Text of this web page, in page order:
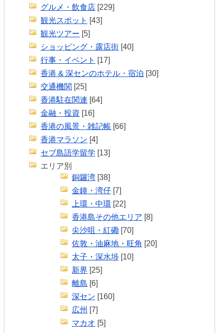
グルメ・飲食店 [229]
観光スポット [43]
観光ツアー [5]
ショッピング・露店街 [40]
行事・イベント [17]
香港 & 深センのホテル・宿泊 [30]
交通機関 [25]
香港駐在関連 [64]
金融・投資 [16]
香港の風景・雑記帳 [66]
香港マラソン [4]
セブ島語学留学 [13]
エリア別
銅鑼湾 [38]
金鐘・湾仔 [7]
上環・中環 [22]
香港島その他エリア [8]
尖沙咀・紅磡 [70]
佐敦・油麻地・旺角 [20]
太子・深水埗 [10]
新界 [25]
離島 [6]
深セン [160]
広州 [7]
マカオ [5]